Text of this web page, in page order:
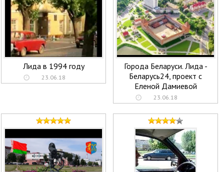
Лида в 1994 году
23.06.18
Города Беларуси. Лида -
Беларусь24, проект с
Еленой Дамиевой
23.06.18